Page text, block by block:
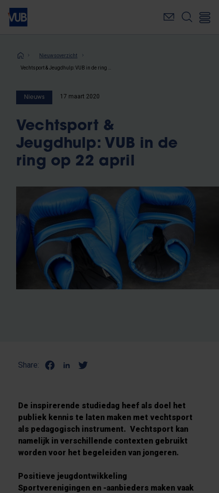
Overslaan
naar
inhoudKruimelpad
Nieuwsoverzicht
Nieuws 17 maart 2020
Vechtsport &
Jeugdhulp: VUB in de
ring op 22 april
Share:
De inspirerende studiedag heef als doel het
publiek kennis te laten maken met vechtsport
als pedagogisch instrument. Vechtsport kan
namelijk in verschillende contexten gebruikt
worden voor het begeleiden van jongeren.
Positieve jeugdontwikkeling
Sportverenigingen en -aanbieders maken vaak